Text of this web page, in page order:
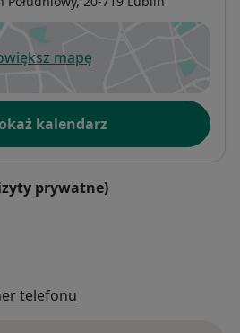
mapę
otwiera się w nowej karcie
kalendarz
prywatne)
telefonu